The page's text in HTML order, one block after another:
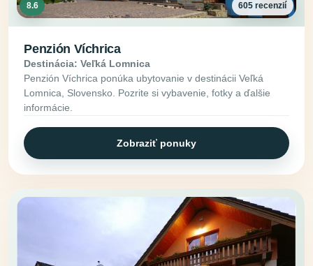
8.6 605 recenzií
Penzión Víchrica
Destinácia: Veľká Lomnica
Penzión Víchrica ponúka ubytovanie v destinácii Veľká
Lomnica, Slovensko. Pozrite si vybavenie, fotky a ďalšie
informácie.
Zobraziť ponuky